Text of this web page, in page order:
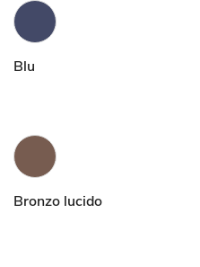
Blu
Bronzo lucido